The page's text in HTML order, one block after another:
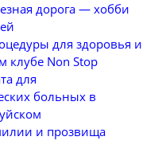
дорога — хобби
для здоровья и
клубе Non Stop
для
больных в
и прозвища